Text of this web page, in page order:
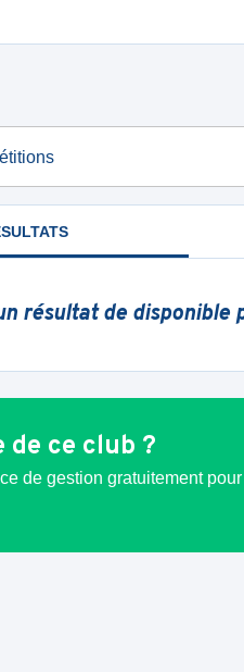
résultat de disponible
de ce club ?
de gestion gratuitement pour